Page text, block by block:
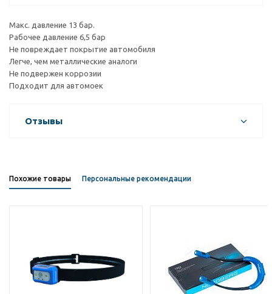
Макс. давление 13 бар.
Рабочее давление 6,5 бар
Не повреждает покрытие автомобиля
Легче, чем металлические аналоги
Не подвержен коррозии
Подходит для автомоек
Отзывы
Похожие товары Персональные рекомендации